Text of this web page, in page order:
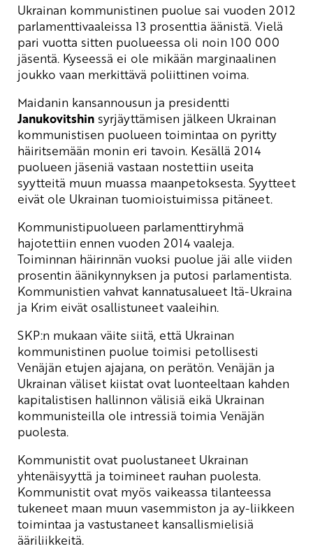
Ukrainan kommunistinen puolue sai vuoden 2012
parlamenttivaaleissa 13 prosenttia äänistä. Vielä
pari vuotta sitten puolueessa oli noin 100 000
jäsentä. Kyseessä ei ole mikään marginaalinen
joukko vaan merkittävä poliittinen voima.
Maidanin kansannousun ja presidentti
Janukovitshin syrjäyttämisen jälkeen Ukrainan
kommunistisen puolueen toimintaa on pyritty
häiritsemään monin eri tavoin. Kesällä 2014
puolueen jäseniä vastaan nostettiin useita
syytteitä muun muassa maanpetoksesta. Syytteet
eivät ole Ukrainan tuomioistuimissa pitäneet.
Kommunistipuolueen parlamenttiryhmä
hajotettiin ennen vuoden 2014 vaaleja.
Toiminnan häirinnän vuoksi puolue jäi alle viiden
prosentin äänikynnyksen ja putosi parlamentista.
Kommunistien vahvat kannatusalueet Itä-Ukraina
ja Krim eivät osallistuneet vaaleihin.
SKP:n mukaan väite siitä, että Ukrainan
kommunistinen puolue toimisi petollisesti
Venäjän etujen ajajana, on perätön. Venäjän ja
Ukrainan väliset kiistat ovat luonteeltaan kahden
kapitalistisen hallinnon välisiä eikä Ukrainan
kommunisteilla ole intressiä toimia Venäjän
puolesta.
Kommunistit ovat puolustaneet Ukrainan
yhtenäisyyttä ja toimineet rauhan puolesta.
Kommunistit ovat myös vaikeassa tilanteessa
tukeneet maan muun vasemmiston ja ay-liikkeen
toimintaa ja vastustaneet kansallismielisiä
ääriliikkeitä.